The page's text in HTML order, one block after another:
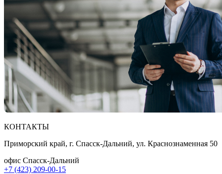
КОНТАКТЫ
Приморский край, г. Спасск-Дальний, ул. Краснознаменная 50
офис Спасск-Дальний
+7 (423) 209-00-15